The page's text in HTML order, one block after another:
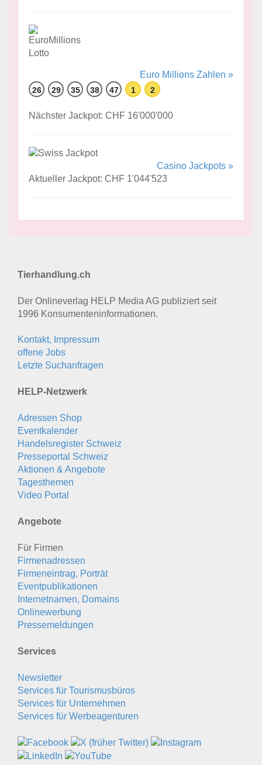
Euro Millions Zahlen »
26 29 35 38 47 1 2
Nächster Jackpot: CHF 16'000'000
Casino Jackpots »
Aktueller Jackpot: CHF 1'044'523
Tierhandlung.ch
Der Onlineverlag HELP Media AG publiziert seit
1996 Konsumenten­informationen.
Kontakt, Impressum
offene Jobs
Letzte Suchanfragen
HELP-Netzwerk
Adressen Shop
Eventkalender
Handelsregister Schweiz
Presseportal Schweiz
Aktionen & Angebote
Tagesthemen
Video Portal
Angebote
Für Firmen
Firmenadressen
Firmeneintrag, Porträt
Eventpublikationen
Internetnamen, Domains
Onlinewerbung
Pressemeldungen
Services
Newsletter
Services für Tourismusbüros
Services für Unternehmen
Services für Werbeagenturen